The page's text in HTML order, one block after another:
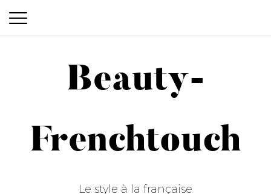
Beauty-Frenchtouch
Beauty-
Frenchtouch
Le style à la française